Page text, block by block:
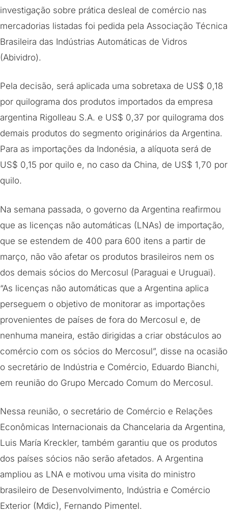
investigação sobre prática desleal de comércio nas
mercadorias listadas foi pedida pela Associação Técnica
Brasileira das Indústrias Automáticas de Vidros
(Abividro).
Pela decisão, será aplicada uma sobretaxa de US$ 0,18
por quilograma dos produtos importados da empresa
argentina Rigolleau S.A. e US$ 0,37 por quilograma dos
demais produtos do segmento originários da Argentina.
Para as importações da Indonésia, a alíquota será de
US$ 0,15 por quilo e, no caso da China, de US$ 1,70 por
quilo.
Na semana passada, o governo da Argentina reafirmou
que as licenças não automáticas (LNAs) de importação,
que se estendem de 400 para 600 itens a partir de
março, não vão afetar os produtos brasileiros nem os
dos demais sócios do Mercosul (Paraguai e Uruguai).
“As licenças não automáticas que a Argentina aplica
perseguem o objetivo de monitorar as importações
provenientes de países de fora do Mercosul e, de
nenhuma maneira, estão dirigidas a criar obstáculos ao
comércio com os sócios do Mercosul”, disse na ocasião
o secretário de Indústria e Comércio, Eduardo Bianchi,
em reunião do Grupo Mercado Comum do Mercosul.
Nessa reunião, o secretário de Comércio e Relações
Econômicas Internacionais da Chancelaria da Argentina,
Luis María Kreckler, também garantiu que os produtos
dos países sócios não serão afetados. A Argentina
ampliou as LNA e motivou uma visita do ministro
brasileiro de Desenvolvimento, Indústria e Comércio
Exterior (Mdic), Fernando Pimentel.